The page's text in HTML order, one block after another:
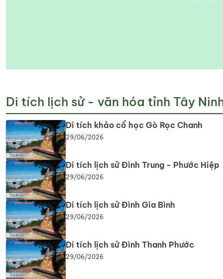
Di tích lịch sử - văn hóa tỉnh Tây
Di tích khảo cổ học Gò Rọc Chanh
29/06/2026
Di tích lịch sử Đình Trung - Phước Hiệp
29/06/2026
Di tích lịch sử Đình Gia Bình
29/06/2026
Di tích lịch sử Đình Thanh Phước
29/06/2026